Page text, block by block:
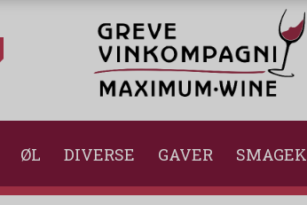
ØL DIVERSE GAVER